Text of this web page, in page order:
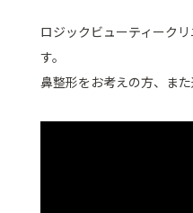
ロジックビューティーク
す。
鼻整形をお考えの方、ま